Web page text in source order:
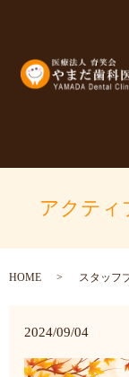
アクティ
HOME スタッフ
2024/09/04